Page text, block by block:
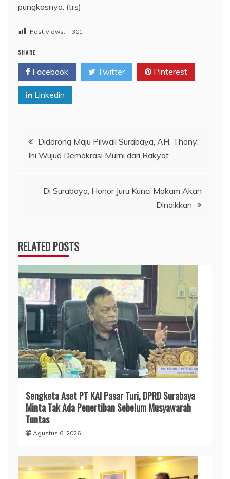
pungkasnya. (trs)
Post Views: 301
SHARE
Facebook Twitter Pinterest
Linkedin
Navigasi
pos
Didorong Maju Pilwali Surabaya, AH. Thony:
Ini Wujud Demokrasi Murni dari Rakyat
Di Surabaya, Honor Juru Kunci Makam Akan
Dinaikkan
RELATED POSTS
Sengketa Aset PT KAI Pasar Turi, DPRD Surabaya
Minta Tak Ada Penertiban Sebelum Musyawarah
Tuntas
Agustus 6, 2026